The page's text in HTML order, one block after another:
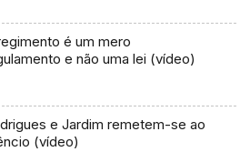
é um mero
e não uma lei (vídeo)
e Jardim remetem-se ao
(vídeo)